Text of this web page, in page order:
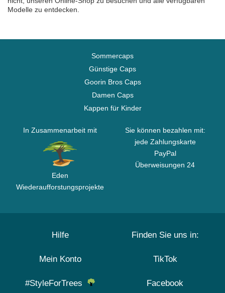
Modelle zu entdecken.
Sommercaps
Günstige Caps
Goorin Bros Caps
Damen Caps
Kappen für Kinder
In Zusammenarbeit mit
Eden
Wiederaufforstungsprojekte
Sie können bezahlen mit:
jede Zahlungskarte
PayPal
Überweisungen 24
Hilfe
Mein Konto
#StyleForTrees
Finden Sie uns in:
TikTok
Facebook